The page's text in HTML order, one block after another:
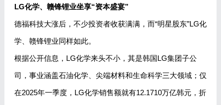
LG化学、赣锋锂业坐享“资本盛宴”
德福科技大涨后，不少投资者收获满满，而“明星股东”LG化
学、赣锋锂业同样如此。
根据公开信息，LG化学来头不小，其是韩国LG集团子公
司，事业涵盖石油化学、尖端材料和生命科学三大领域；仅
在2025年一季度，LG化学销售额就有12.1710万亿韩元，折